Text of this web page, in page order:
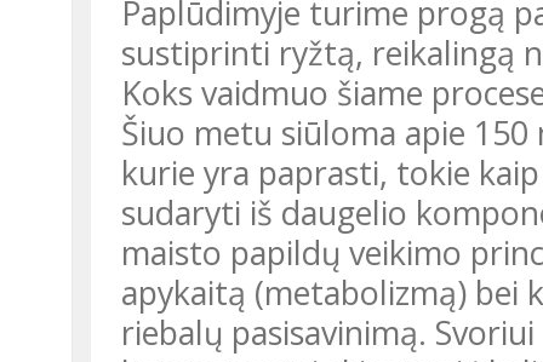
Paplūdimyje turime progą
sustiprinti ryžtą, reikalingą
Koks vaidmuo šiame
Šiuo metu siūloma apie
kurie yra paprasti, tokie
sudaryti iš daugelio
maisto papildų veikimo
apykaitą (metabolizmą) bei
riebalų pasisavinimą.